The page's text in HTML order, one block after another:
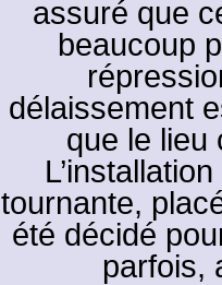
assuré que
beaucoup
délaissement
que le lieu
tournante,
été décidé
parfois,